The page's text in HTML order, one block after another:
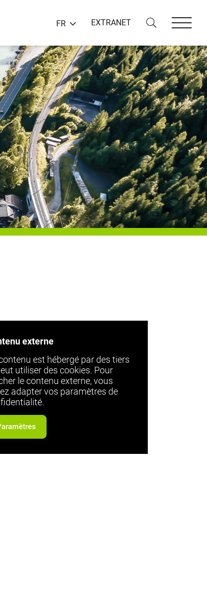
FR EXTRANET
externe
est hébergé par des tiers
utiliser des cookies. Pour
le contenu externe, vous
adapter vos paramètres de